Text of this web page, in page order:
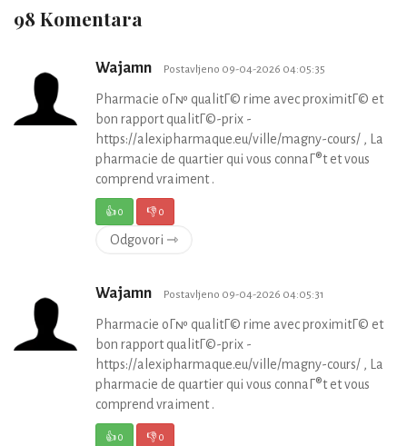
98 Komentara
Wajamn Postavljeno 09-04-2026 04:05:35
Pharmacie oГ№ qualitГ© rime avec proximitГ© et
bon rapport qualitГ©-prix -
https://alexipharmaque.eu/ville/magny-cours/ , La
pharmacie de quartier qui vous connaГ®t et vous
comprend vraiment .
👍0 👎0
Odgovori ⇾
Wajamn Postavljeno 09-04-2026 04:05:31
Pharmacie oГ№ qualitГ© rime avec proximitГ© et
bon rapport qualitГ©-prix -
https://alexipharmaque.eu/ville/magny-cours/ , La
pharmacie de quartier qui vous connaГ®t et vous
comprend vraiment .
👍0 👎0